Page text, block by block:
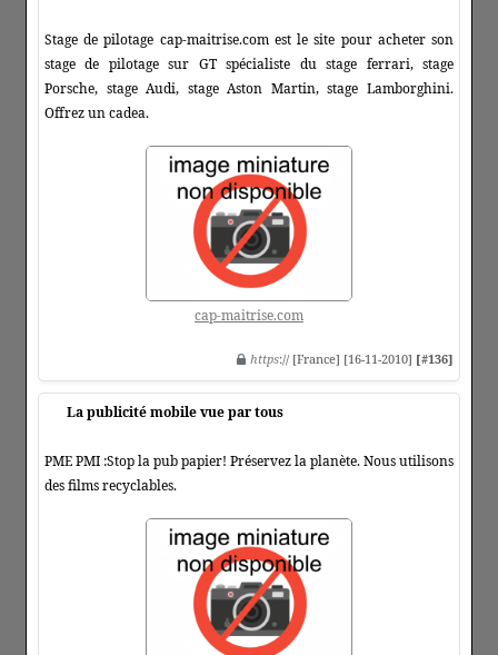
Stage de pilotage cap-maitrise.com est le site pour acheter son
stage de pilotage sur GT spécialiste du stage ferrari, stage
Porsche, stage Audi, stage Aston Martin, stage Lamborghini.
Offrez un cadea.
cap-maitrise.com
https:// [France] [16-11-2010] [#136]
La publicité mobile vue par tous
PME PMI :Stop la pub papier! Préservez la planète. Nous utilisons
des films recyclables.